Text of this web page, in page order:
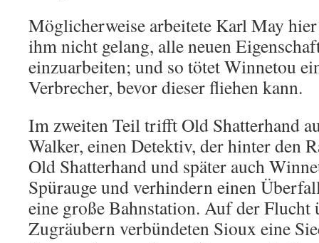
Möglicherweise arbeitete Karl May
ihm nicht gelang, alle neuen
einzuarbeiten; und so tötet Winnetou
Verbrecher, bevor dieser fliehen kann.
Im zweiten Teil trifft Old Shatterhand
Walker, einen Detektiv, der hinter den
Old Shatterhand und später auch
Spürauge und verhindern einen
eine große Bahnstation. Auf der
Zugräubern verbündeten Sioux eine